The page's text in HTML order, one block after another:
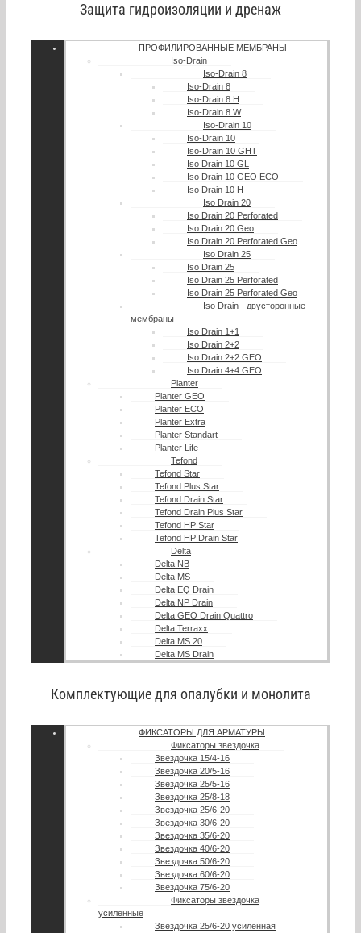
Защита гидроизоляции и дренаж
ПРОФИЛИРОВАННЫЕ МЕМБРАНЫ
Iso-Drain
Iso-Drain 8
Iso-Drain 8
Iso-Drain 8 Н
Iso-Drain 8 W
Iso-Drain 10
Iso-Drain 10
Iso-Drain 10 GHT
Iso Drain 10 GL
Iso Drain 10 GEO ECO
Iso Drain 10 H
Iso Drain 20
Iso Drain 20 Perforated
Iso Drain 20 Geo
Iso Drain 20 Perforated Geo
Iso Drain 25
Iso Drain 25
Iso Drain 25 Perforated
Iso Drain 25 Perforated Geo
Iso Drain - двусторонные
мембраны
Iso Drain 1+1
Iso Drain 2+2
Iso Drain 2+2 GEO
Iso Drain 4+4 GEO
Planter
Planter GEO
Planter ECO
Planter Extra
Planter Standart
Planter Life
Tefond
Tefond Star
Tefond Plus Star
Tefond Drain Star
Tefond Drain Plus Star
Tefond HP Star
Tefond HP Drain Star
Delta
Delta NB
Delta MS
Delta EQ Drain
Delta NP Drain
Delta GEO Drain Quattro
Delta Terraxx
Delta MS 20
Delta MS Drain
Комплектующие для опалубки и монолита
ФИКСАТОРЫ ДЛЯ АРМАТУРЫ
Фиксаторы звездочка
Звездочка 15/4-16
Звездочка 20/5-16
Звездочка 25/5-16
Звездочка 25/8-18
Звездочка 25/6-20
Звездочка 30/6-20
Звездочка 35/6-20
Звездочка 40/6-20
Звездочка 50/6-20
Звездочка 60/6-20
Звездочка 75/6-20
Фиксаторы звездочка
усиленные
Звездочка 25/6-20 усиленная